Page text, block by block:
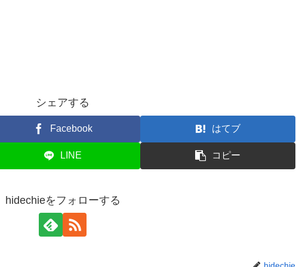
シェアする
Facebook はてブ
LINE コピー
hidechieをフォローする